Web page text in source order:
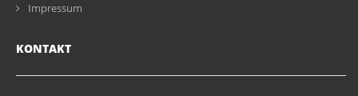
Impressum
KONTAKT